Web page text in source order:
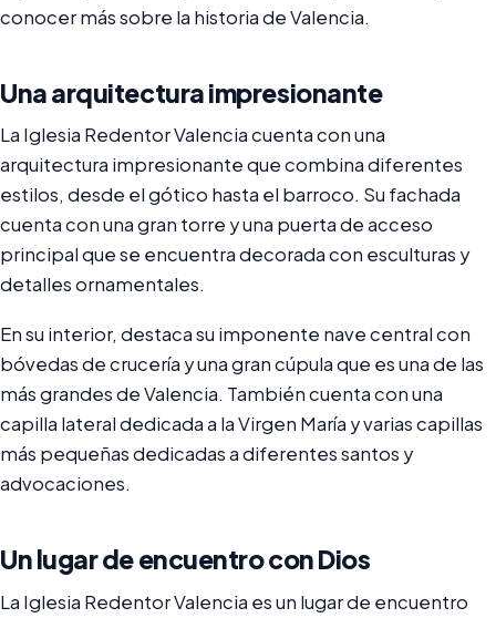
conocer más sobre la historia de Valencia.
Una arquitectura impresionante
La Iglesia Redentor Valencia cuenta con una
arquitectura impresionante que combina diferentes
estilos, desde el gótico hasta el barroco. Su fachada
cuenta con una gran torre y una puerta de acceso
principal que se encuentra decorada con esculturas y
detalles ornamentales.
En su interior, destaca su imponente nave central con
bóvedas de crucería y una gran cúpula que es una de las
más grandes de Valencia. También cuenta con una
capilla lateral dedicada a la Virgen María y varias capillas
más pequeñas dedicadas a diferentes santos y
advocaciones.
Un lugar de encuentro con Dios
La Iglesia Redentor Valencia es un lugar de encuentro